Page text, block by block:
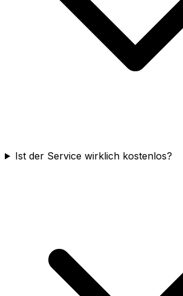
Ist der Service wirklich kostenlos?